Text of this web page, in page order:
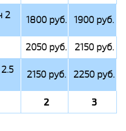
2
1800 руб. 1900 руб.
2050 руб.
2150 руб.
2150 руб. 2250 руб.
2 3